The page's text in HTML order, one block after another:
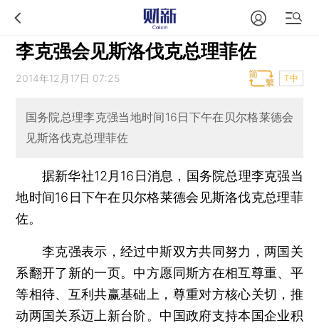
李克强会见斯洛伐克总理菲佐
2014年12月17日 07:25 T中
国务院总理李克强当地时间16日下午在贝尔格莱德会
见斯洛伐克总理菲佐
据新华社12月16日消息，国务院总理李克强当
地时间16日下午在贝尔格莱德会见斯洛伐克总理菲
佐。
李克强表示，经过中斯双方共同努力，两国关
系翻开了新的一页。中方愿同斯方在相互尊重、平
等相待、互利共赢基础上，尊重对方核心关切，推
动两国关系迈上新台阶。中国政府支持本国企业积